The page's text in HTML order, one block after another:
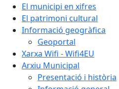
El municipi en xifres
El patrimoni cultural
Informació geogràfica
Geoportal
Xarxa Wifi - Wifi4EU
Arxiu Municipal
Presentació i història